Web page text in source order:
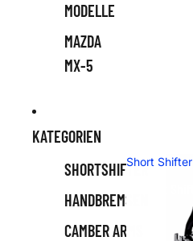
MODELLE
MAZDA
MX-5
KATEGORIEN
SHORTSHIFTER
HANDBREMSEN
CAMBER ARMS
Short Shifter